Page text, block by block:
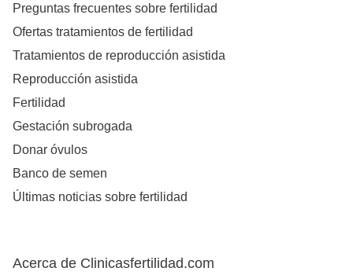
Preguntas frecuentes sobre fertilidad
Ofertas tratamientos de fertilidad
Tratamientos de reproducción asistida
Reproducción asistida
Fertilidad
Gestación subrogada
Donar óvulos
Banco de semen
Últimas noticias sobre fertilidad
Acerca de Clinicasfertilidad.com